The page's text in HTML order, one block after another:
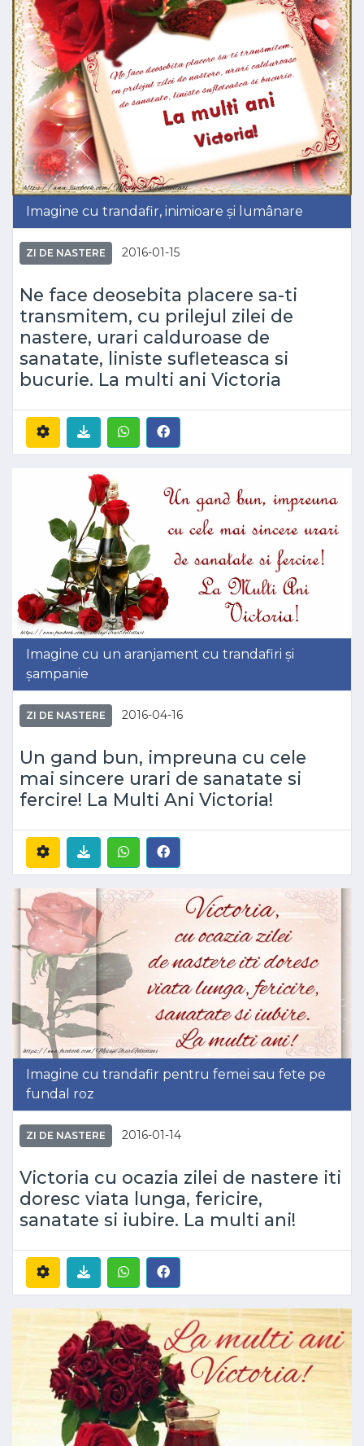
Imagine cu trandafir, inimioare și lumânare
ZI DE NASTERE 2016-01-15
Ne face deosebita placere sa-ti
transmitem, cu prilejul zilei de
nastere, urari calduroase de
sanatate, liniste sufleteasca si
bucurie. La multi ani Victoria
Imagine cu un aranjament cu trandafiri și
șampanie
ZI DE NASTERE 2016-04-16
Un gand bun, impreuna cu cele
mai sincere urari de sanatate si
fercire! La Multi Ani Victoria!
Imagine cu trandafir pentru femei sau fete pe
fundal roz
ZI DE NASTERE 2016-01-14
Victoria cu ocazia zilei de nastere iti
doresc viata lunga, fericire,
sanatate si iubire. La multi ani!